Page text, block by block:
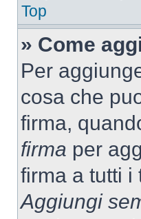
Top
» Come
Per
cosa che
firma,
firma per
firma a tutti i
Aggiungi